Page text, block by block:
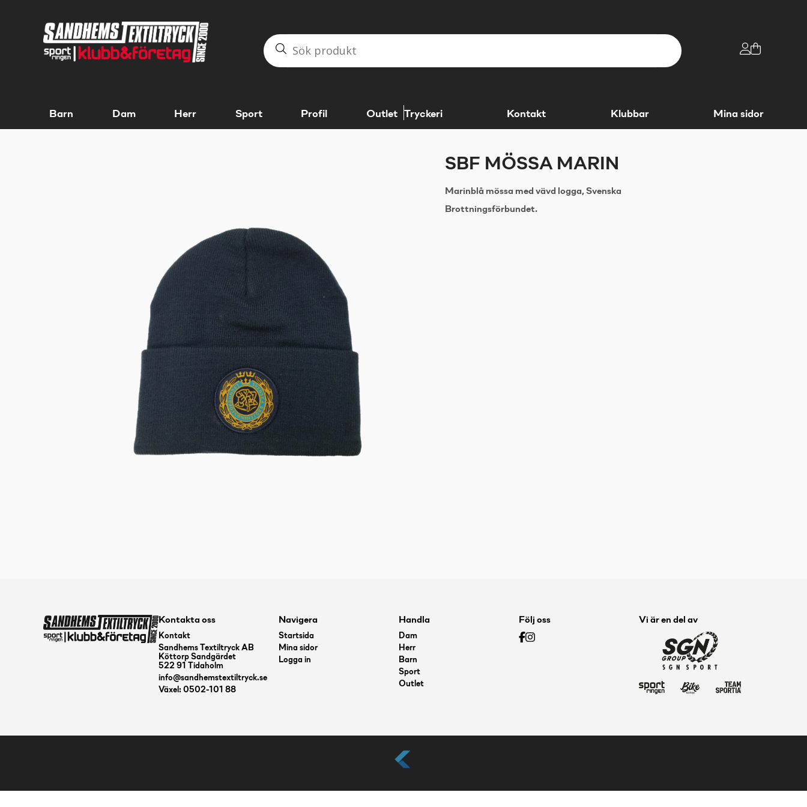
Barn Dam Herr Sport Profil Outlet Tryckeri Kontakt Klubbar Mina sidor
SBF MÖSSA MARIN
Marinblå mössa med vävd logga, Svenska
Brottningsförbundet.
Kontakta oss
Kontakt
Sandhems Textiltryck AB
Köttorp Sandgärdet
522 91 Tidaholm
info@sandhemstextiltryck.se
Växel: 0502-101 88
Navigera
Startsida
Mina sidor
Logga in
Handla
Dam
Herr
Barn
Sport
Outlet
Följ oss Vi är en del av